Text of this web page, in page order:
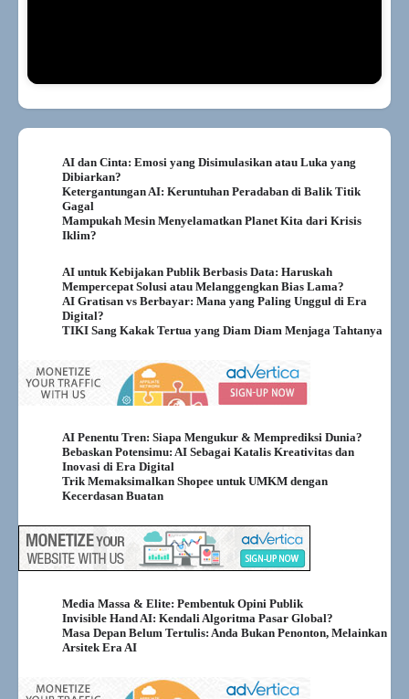
AI dan Cinta: Emosi yang Disimulasikan atau Luka yang
Dibiarkan?
Ketergantungan AI: Keruntuhan Peradaban di Balik Titik
Gagal
Mampukah Mesin Menyelamatkan Planet Kita dari Krisis
Iklim?
AI untuk Kebijakan Publik Berbasis Data: Haruskah
Mempercepat Solusi atau Melanggengkan Bias Lama?
AI Gratisan vs Berbayar: Mana yang Paling Unggul di Era
Digital?
TIKI Sang Kakak Tertua yang Diam Diam Menjaga Tahtanya
AI Penentu Tren: Siapa Mengukur & Memprediksi Dunia?
Bebaskan Potensimu: AI Sebagai Katalis Kreativitas dan
Inovasi di Era Digital
Trik Memaksimalkan Shopee untuk UMKM dengan
Kecerdasan Buatan
Media Massa & Elite: Pembentuk Opini Publik
Invisible Hand AI: Kendali Algoritma Pasar Global?
Masa Depan Belum Tertulis: Anda Bukan Penonton, Melainkan
Arsitek Era AI